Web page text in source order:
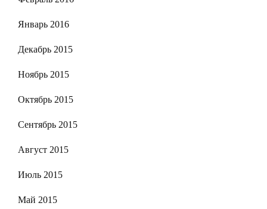
Январь 2016
Декабрь 2015
Ноябрь 2015
Октябрь 2015
Сентябрь 2015
Август 2015
Июль 2015
Май 2015